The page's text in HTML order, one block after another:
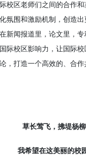
校区老师们之间的合作
氛围和激励机制，创造
新闻报道里，论文里，专
际校区影响力，让国际
，打造一个高效的、合
草长莺飞，拂堤杨柳
我希望在这美丽的校